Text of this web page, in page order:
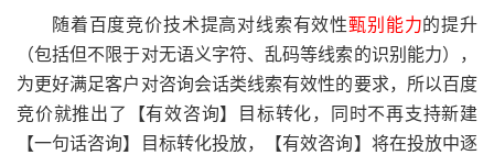
随着百度竞价技术提高对线索有效性甄别能力的提升
（包括但不限于对无语义字符、乱码等线索的识别能力），
为更好满足客户对咨询会话类线索有效性的要求，所以百度
竞价就推出了【有效咨询】目标转化，同时不再支持新建
【一句话咨询】目标转化投放，【有效咨询】将在投放中逐